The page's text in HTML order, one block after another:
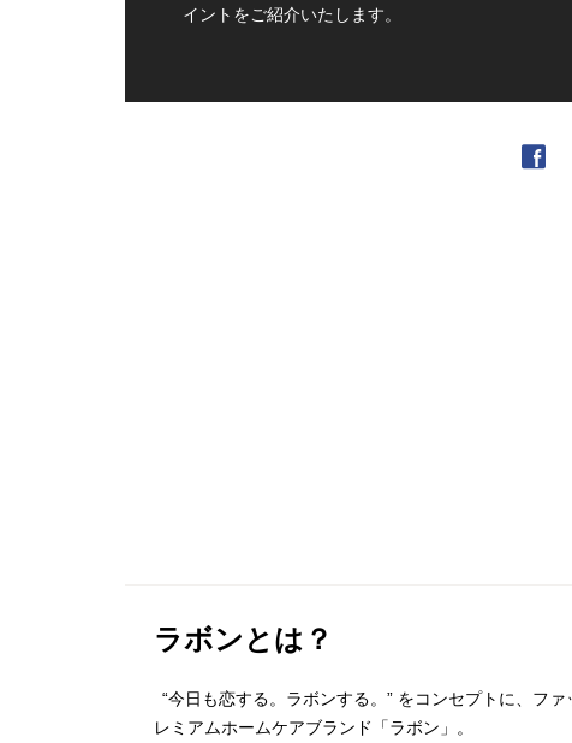
イントをご紹介いたします。
ラボンとは？
“今日も恋する。ラボンする。” をコンセプトに、フ
レミアムホームケアブランド「ラボン」。